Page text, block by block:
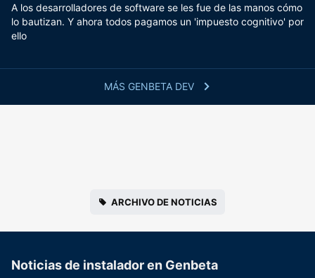
MÁS GENBETA DEV
A los desarrolladores de software se les fue de las manos cómo
lo bautizan. Y ahora todos pagamos un 'impuesto cognitivo' por
ello
ARCHIVO DE NOTICIAS
Noticias de instalador en Genbeta